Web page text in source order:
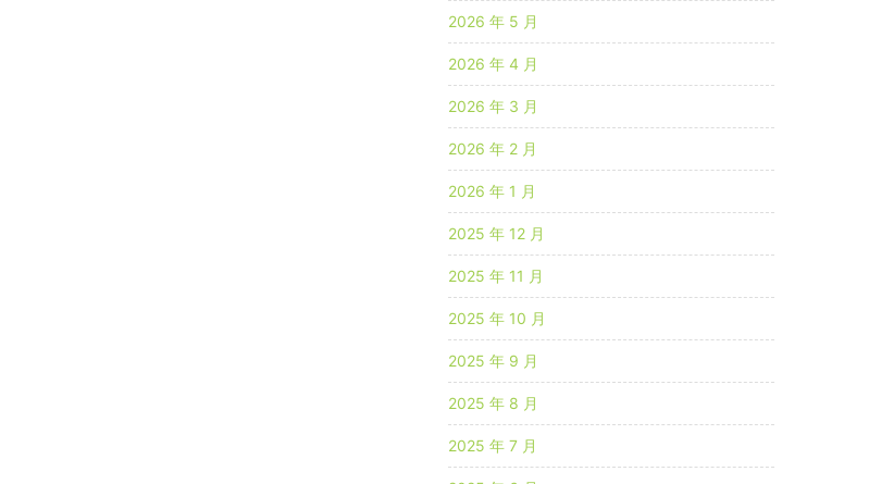
2026 年 5 月
2026 年 4 月
2026 年 3 月
2026 年 2 月
2026 年 1 月
2025 年 12 月
2025 年 11 月
2025 年 10 月
2025 年 9 月
2025 年 8 月
2025 年 7 月